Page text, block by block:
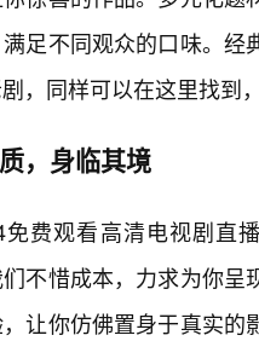
足不同观众的口味。
，同样可以在这里找到
，身临其境
免费观看高清电视剧直
不惜成本，力求为你
让你仿佛置身于真实